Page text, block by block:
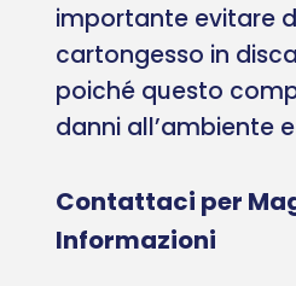
importante evitare
cartongesso in
poiché questo
danni all’ambiente
Contattaci per
Informazioni